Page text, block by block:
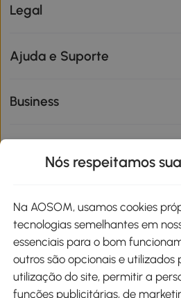
Legal
Ajuda e Suporte
Business
Métodos de pagamento
Nós respeitamos
Na AOSOM, usamos cookies
tecnologias semelhantes em
essenciais para o bom
outros são opcionais e utilizados
utilização do site, permitir a
funções publicitárias, de